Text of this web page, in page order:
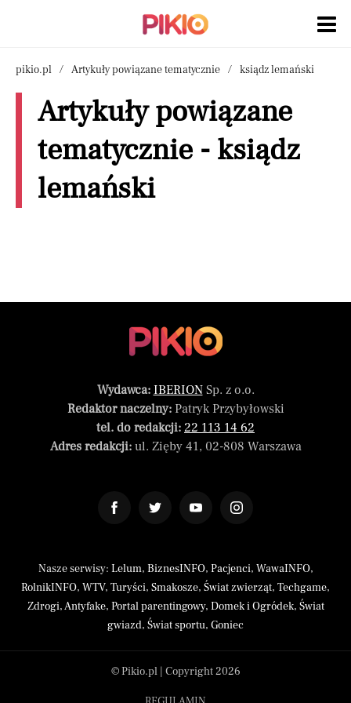
pikio.pl Artykuły powiązane tematycznie ksiądz lemański
Artykuły powiązane
tematycznie - ksiądz
lemański
Wydawca: IBERIONSp. z o.o.
Redaktor naczelny:Patryk Przybyłowski
tel. do redakcji: 22 113 14 62
Adres redakcji:ul. Zięby 41, 02-808 Warszawa
Nasze serwisy: Lelum, BiznesINFO, Pacjenci, WawaINFO,
RolnikINFO, WTV, Turyści, Smakosze, Świat zwierząt, Techgame,
Zdrogi,Antyfake, Portal parentingowy, Domek i Ogródek, Świat
gwiazd, Świat sportu, Goniec
© Pikio.pl | Copyright 2026